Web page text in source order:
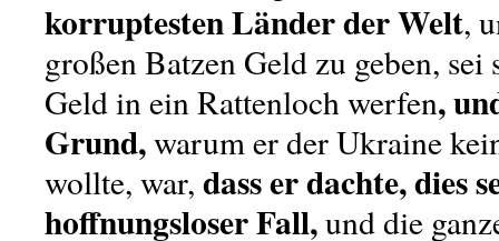
korruptesten Länder der Welt,
großen Batzen Geld zu geben, sei
Geld in ein Rattenloch werfen,
Grund,warum er der Ukraine
wollte, war, dass er dachte, dies
hoffnungsloser Fall,und die